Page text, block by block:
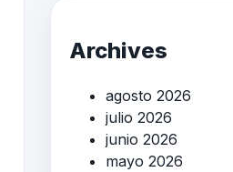
Archives
agosto 2026
julio 2026
junio 2026
mayo 2026